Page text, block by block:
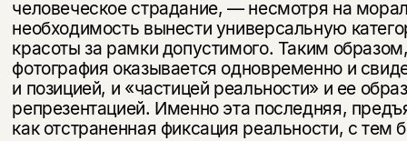
человеческое страдание, — несмотря на
необходимость вынести универсальную
красоты за рамки допустимого. Таким
фотография оказывается одновременно и
и пози­цией, и «частицей реальности» и ее
репрезентацией. Именно эта последняя,
как отстраненная фиксация реальности, с тем